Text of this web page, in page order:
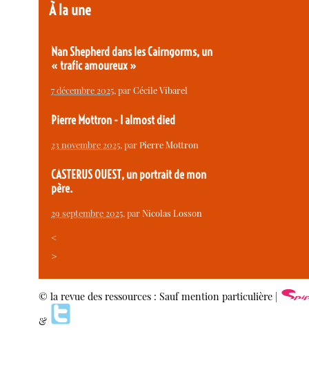
À la une
Nan Shepherd dans les Cairngorms, un
« trafic amoureux »
7 décembre 2025, parCécile Vibarel
Pierre Mottron - I almost died
23 novembre 2025, parPierre Mottron
CASTERUS OUEST, un portrait de mon
père.
29 septembre 2025, parNicolas Losson
<
>
© la revue des ressources : Sauf mention particulière |
&